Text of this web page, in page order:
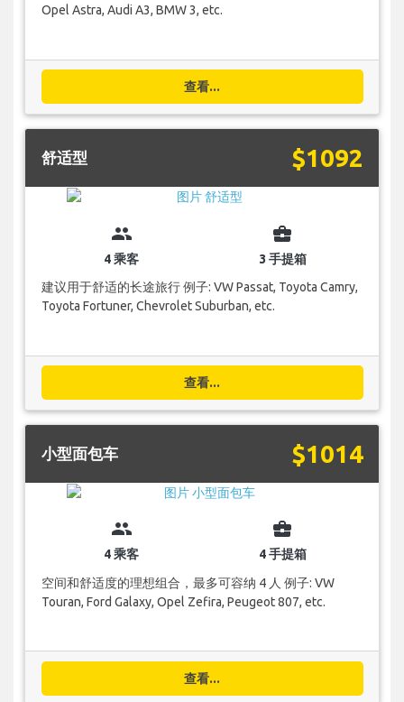
Opel Astra, Audi A3, BMW 3, etc.
查看...
舒适型 $1092
group
4 乘客
business_center
3 手提箱
建议用于舒适的长途旅行 例子: VW Passat, Toyota Camry,
Toyota Fortuner, Chevrolet Suburban, etc.
查看...
小型面包车 $1014
group
4 乘客
business_center
4 手提箱
空间和舒适度的理想组合，最多可容纳 4 人 例子: VW
Touran, Ford Galaxy, Opel Zefira, Peugeot 807, etc.
查看...